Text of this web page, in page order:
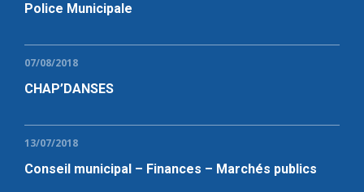
Police Municipale
07/08/2018
CHAP’DANSES
13/07/2018
Conseil municipal – Finances – Marchés publics